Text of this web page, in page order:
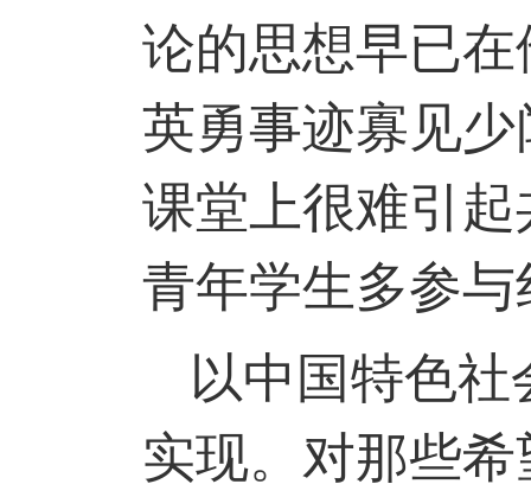
论的思想早已
英勇事迹寡见
课堂上很难引
青年学生多参
以中国特色
实现。对那些